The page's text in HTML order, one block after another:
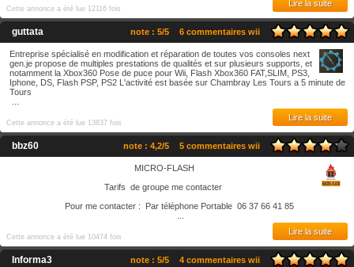
Cette annonce a été lue 12116 fois
Lire la suite
guttata 6 commentaires wii
note : 5/5
Entreprise spécialisé en modification et réparation de toutes vos consoles next
gen.je propose de multiples prestations de qualités et sur plusieurs supports, et
notamment la Xbox360 Pose de puce pour Wii, Flash Xbox360 FAT,SLIM, PS3,
Iphone, DS, Flash PSP, PS2 L'activité est basée sur Chambray Les Tours a 5 minute de
Tours
Cette annonce a été lue 13837 fois
Lire la suite
bbz60 5 commentaires wii
note : 4,2/5
MICRO-FLASH
Tarifs de groupe me contacter
Pour me contacter : Par téléphone Portable 06 37 66 41 85
Cette annonce a été lue 10474 fois
Lire la suite
Informa3 4 commentaires wii
note : 5/5